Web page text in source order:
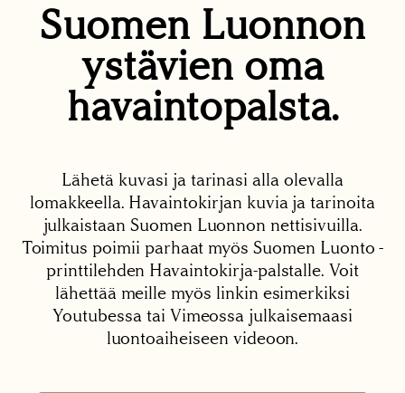
Suomen Luonnon
ystävien oma
havaintopalsta.
Lähetä kuvasi ja tarinasi alla olevalla
lomakkeella. Havaintokirjan kuvia ja tarinoita
julkaistaan Suomen Luonnon nettisivuilla.
Toimitus poimii parhaat myös Suomen Luonto -
printtilehden Havaintokirja-palstalle. Voit
lähettää meille myös linkin esimerkiksi
Youtubessa tai Vimeossa julkaisemaasi
luontoaiheiseen videoon.